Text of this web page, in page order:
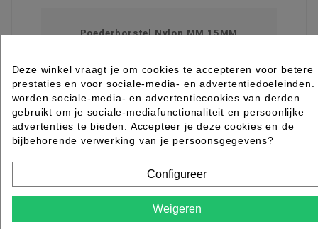
Poederborstel Nylon MM 15MM
Ratedout of 5 stars based onreview(s)
excl. btw€ 7,65
incl. btw€ 9,26
 Levertijd 2 tot 7 werkdagen
IN WINKELWAGEN
Deze winkel vraagt je om cookies te accepteren voor betere
prestaties en voor sociale-media- en advertentiedoeleinden.
worden sociale-media- en advertentiecookies van derden
gebruikt om je sociale-mediafunctionaliteit en persoonlijke
advertenties te bieden. Accepteer je deze cookies en de
bijbehorende verwerking van je persoonsgegevens?
Configureer
Weigeren